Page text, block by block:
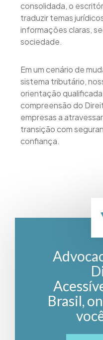
consolidada, o
traduzir temas
informações claras,
sociedade.
Em um cenário de
sistema tributário,
orientação
compreensão do
empresas a
transição com
confiança.
Brasil,